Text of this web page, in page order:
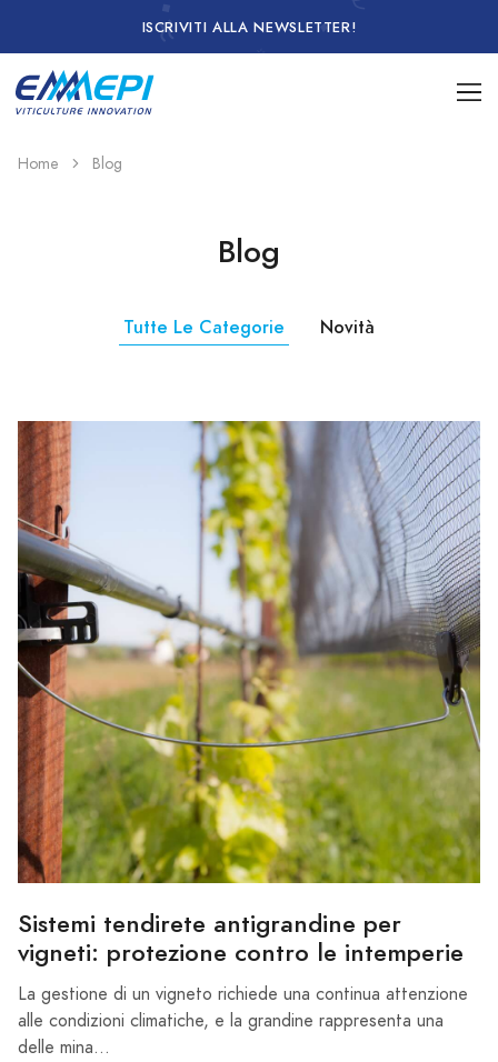
ISCRIVITI ALLA NEWSLETTER!
Home Blog
Blog
Tutte Le Categorie Novità
Sistemi tendirete antigrandine per
vigneti: protezione contro le intemperie
La gestione di un vigneto richiede una continua attenzione
alle condizioni climatiche, e la grandine rappresenta una
delle mina...